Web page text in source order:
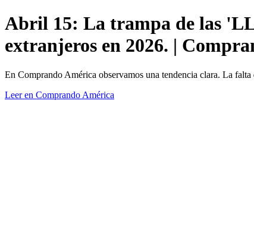
Abril 15: La trampa de las
extranjeros en 2026. |
En Comprando América observamos una tendencia clara. La
Leer en Comprando América